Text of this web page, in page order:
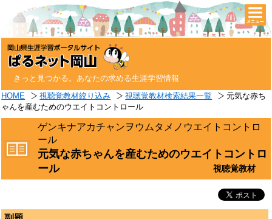
きっと見つかる。あなたの求める生涯学習情報
HOME 視聴覚教材絞り込み 視聴覚教材検索結果一覧
元気な赤ち
ゃんを産むためのウエイトコントロール
ゲンキナアカチャンヲウムタメノウエイトコントロ
ール
元気な赤ちゃんを産むためのウエイトコントロ
ール
視聴覚教材